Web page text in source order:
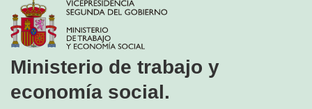
Ministerio de trabajo y
economía social.